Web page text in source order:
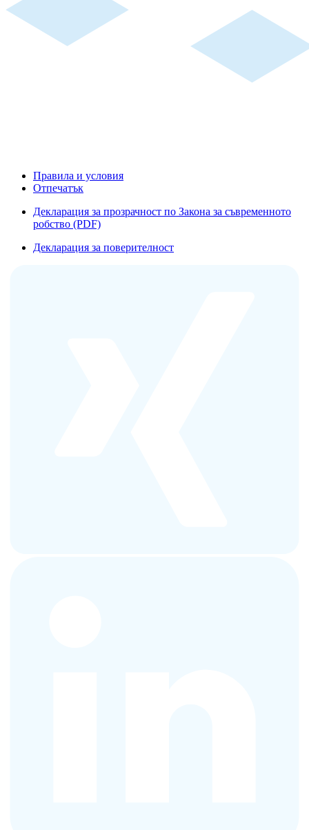
Правила и условия
Отпечатък
Декларация за прозрачност по Закона за съвременното
робство (PDF)
Декларация за поверителност